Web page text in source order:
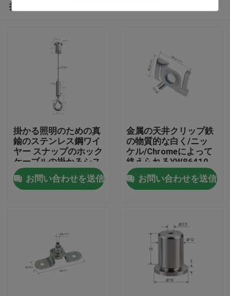
ビデオ
推薦されたプロダクト
掛かる照明のための真
鍮のステンレス鋼ワイ
ヤー スナップのホック
ケーブルの掛かるシス
テム
お問い合わせを送信
金属の天井クリップ鉄
の物質的な白く/ニッ
ケル/Chromeによって
終えられるYW86419
のZのねじれ
お問い合わせを送信